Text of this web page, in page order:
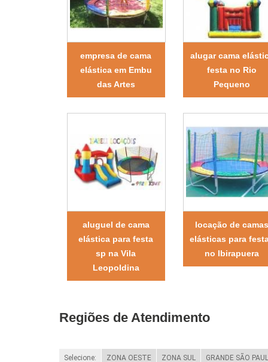
empresa de cama
elástica em Embu
das Artes
alugar cama
festa no Rio
Pequeno
aluguel de cama
elástica para festa
sp na Vila
Leopoldina
locação de
elásticas para
no Ibirapuera
Regiões de Atendimento
Selecione: ZONA OESTE ZONA SUL GRANDE SÃO